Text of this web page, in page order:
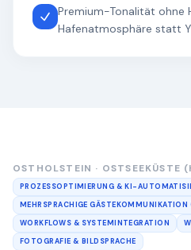
Premium-Tonalität ohne
Hafenatmosphäre statt
OSTHOLSTEIN · OSTSEEKÜSTE
PROZESSOPTIMIERUNG & KI-
MEHRSPRACHIGE
WORKFLOWS & SYSTEMINTEGRATION
FOTOGRAFIE & BILDSPRACHE